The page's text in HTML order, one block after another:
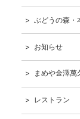
ぶどうの森・
お知らせ
まめや金澤萬
レストラン